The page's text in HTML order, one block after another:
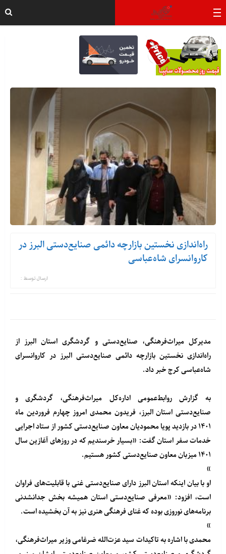
راه‌اندازی نخستین بازارچه دائمی صنایع‌دستی البرز در
کاروانسرای شاه‌عباسی
ارسال توسط :
مدیرکل میراث‌فرهنگی، صنایع‌دستی و گردشگری استان البرز از
راه‌اندازی نخستین بازارچه دائمی صنایع‌دستی البرز در کاروانسرای
شاه‌عباسی کرج خبر داد.
به گزارش روابط‌عمومی اداره‌کل میراث‌فرهنگی، گردشگری و
صنایع‌دستی استان البرز، فریدون محمدی امروز چهارم فروردین ماه
۱۴۰۱ در بازدید پویا محمودیان معاون صنایع‌دستی کشور از ستاد اجرایی
خدمات سفر استان گفت: «بسیار خرسندیم که در روزهای آغازین سال
۱۴۰۱ میزبان معاون صنایع‌دستی کشور هستیم.
»
او با بیان اینکه استان البرز دارای صنایع‌دستی غنی با قابلیت‌های فراوان
است، افزود: «معرفی صنایع‌دستی استان همیشه بخش جدانشدنی
برنامه‌های نوروزی بوده که غنای فرهنگی هنری نیز به آن بخشیده است.
»
محمدی با اشاره به تاکیدات سید عزت‌الله‌ ضرغامی وزیر میراث‌فرهنگی،